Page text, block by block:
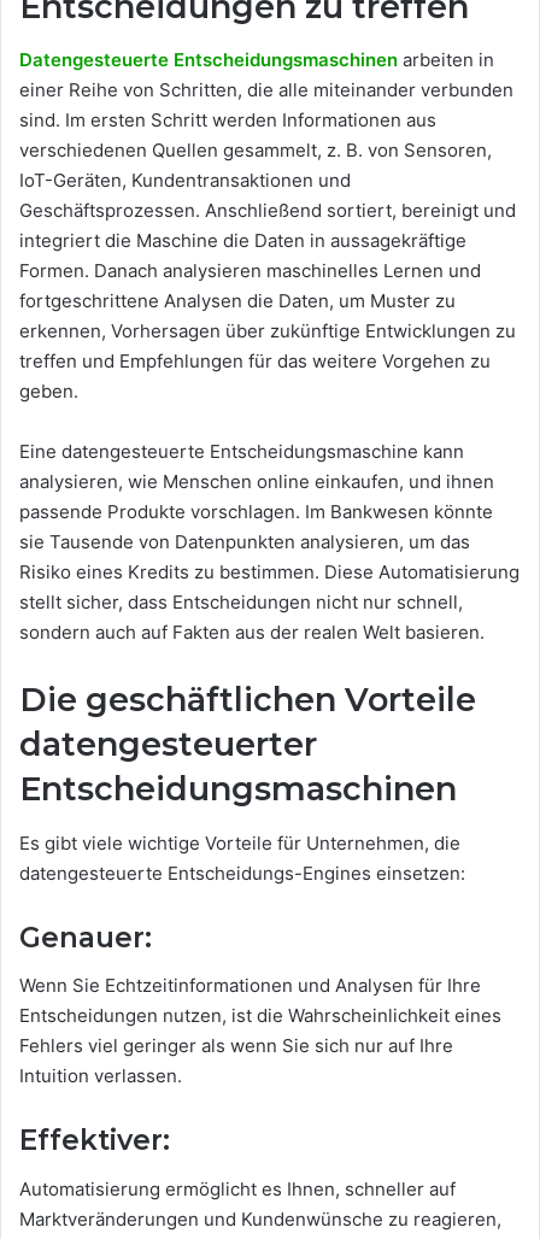
Datengesteuerte Entscheidungsmaschinen arbeiten in
einer Reihe von Schritten, die alle miteinander verbunden
sind. Im ersten Schritt werden Informationen aus
verschiedenen Quellen gesammelt, z. B. von Sensoren,
IoT-Geräten, Kundentransaktionen und
Geschäftsprozessen. Anschließend sortiert, bereinigt und
integriert die Maschine die Daten in aussagekräftige
Formen. Danach analysieren maschinelles Lernen und
fortgeschrittene Analysen die Daten, um Muster zu
erkennen, Vorhersagen über zukünftige Entwicklungen zu
treffen und Empfehlungen für das weitere Vorgehen zu
geben.
Eine datengesteuerte Entscheidungsmaschine kann
analysieren, wie Menschen online einkaufen, und ihnen
passende Produkte vorschlagen. Im Bankwesen könnte
sie Tausende von Datenpunkten analysieren, um das
Risiko eines Kredits zu bestimmen. Diese Automatisierung
stellt sicher, dass Entscheidungen nicht nur schnell,
sondern auch auf Fakten aus der realen Welt basieren.
Die geschäftlichen Vorteile
datengesteuerter
Entscheidungsmaschinen
Es gibt viele wichtige Vorteile für Unternehmen, die
datengesteuerte Entscheidungs-Engines einsetzen:
Genauer:
Wenn Sie Echtzeitinformationen und Analysen für Ihre
Entscheidungen nutzen, ist die Wahrscheinlichkeit eines
Fehlers viel geringer als wenn Sie sich nur auf Ihre
Intuition verlassen.
Effektiver:
Automatisierung ermöglicht es Ihnen, schneller auf
Marktveränderungen und Kundenwünsche zu reagieren,